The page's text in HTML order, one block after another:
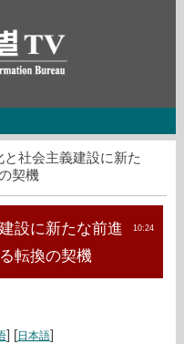
社会主義建設に新た
契機
10:24
設に新たな前進
転換の契機
] [日本語]